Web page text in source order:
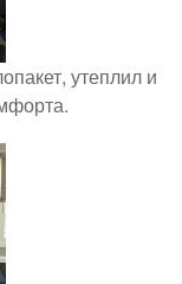
утеплил и